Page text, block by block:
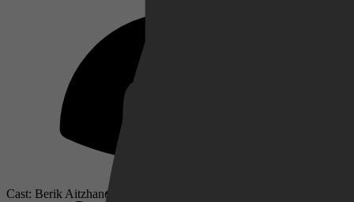
Cast: Berik Aitzhanov, Anna Starchenko, Azamat Nigmanov